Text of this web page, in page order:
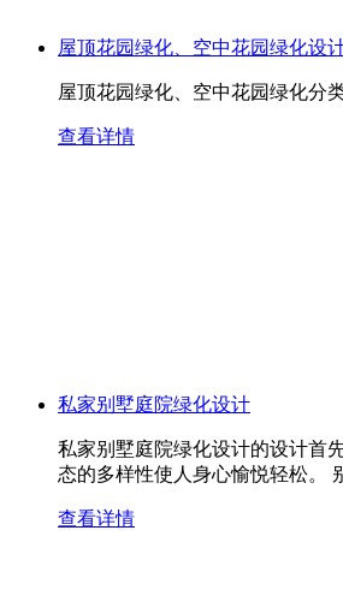
屋顶花园绿化、空中花园绿化设
屋顶花园绿化、空中花园绿化分
查看详情
私家别墅庭院绿化设计
私家别墅庭院绿化设计的设计首
态的多样性使人身心愉悦轻松。
查看详情